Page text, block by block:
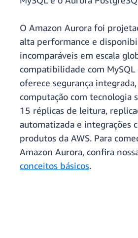
O Amazon Aurora foi
alta performance e
incomparáveis em escala
compatibilidade com MySQL
oferece segurança
computação com tecnologia
15 réplicas de leitura,
automatizada e integrações
produtos da AWS. Para
Amazon Aurora, confira
conceitos básicos.